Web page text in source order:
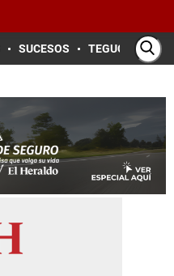
SUCESOS TEGUCIGALPA